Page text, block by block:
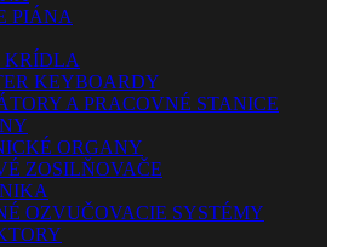
PIÁNA
KRÍDLA
KEYBOARDY
A PRACOVNÉ STANICE
ORGANY
ZOSILŇOVAČE
OZVUČOVACIE SYSTÉMY